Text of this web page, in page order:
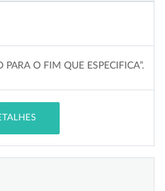
PARA O FIM QUE ESPECIFICA”.